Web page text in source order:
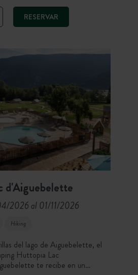
La Maison Ronde desvela sus
habitaciones y lodges de
Por el otro, el área de
al lago.
RESERVAR
d'Aiguebelette
2026 al 01/11/2026
Hiking
del lago de Aiguebelette, el
Huttopia Lac
te recibe en un